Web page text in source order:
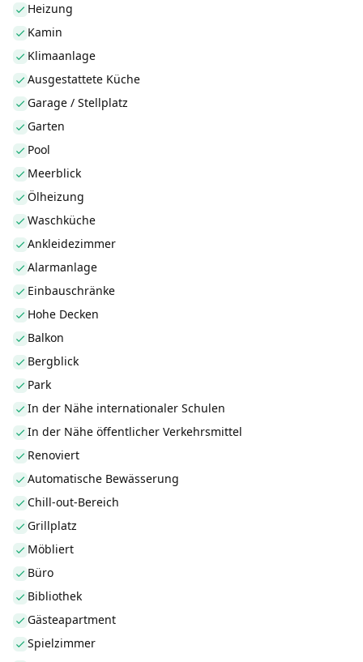
Heizung
Kamin
Klimaanlage
Ausgestattete Küche
Garage / Stellplatz
Garten
Pool
Meerblick
Ölheizung
Waschküche
Ankleidezimmer
Alarmanlage
Einbauschränke
Hohe Decken
Balkon
Bergblick
Park
In der Nähe internationaler Schulen
In der Nähe öffentlicher Verkehrsmittel
Renoviert
Automatische Bewässerung
Chill-out-Bereich
Grillplatz
Möbliert
Büro
Bibliothek
Gästeapartment
Spielzimmer